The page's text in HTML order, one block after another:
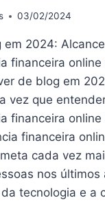
03/02/2024
em 2024:
financeira online
de blog em
vez que
financeira online
financeira
cada vez
nos últimos
tecnologia e a